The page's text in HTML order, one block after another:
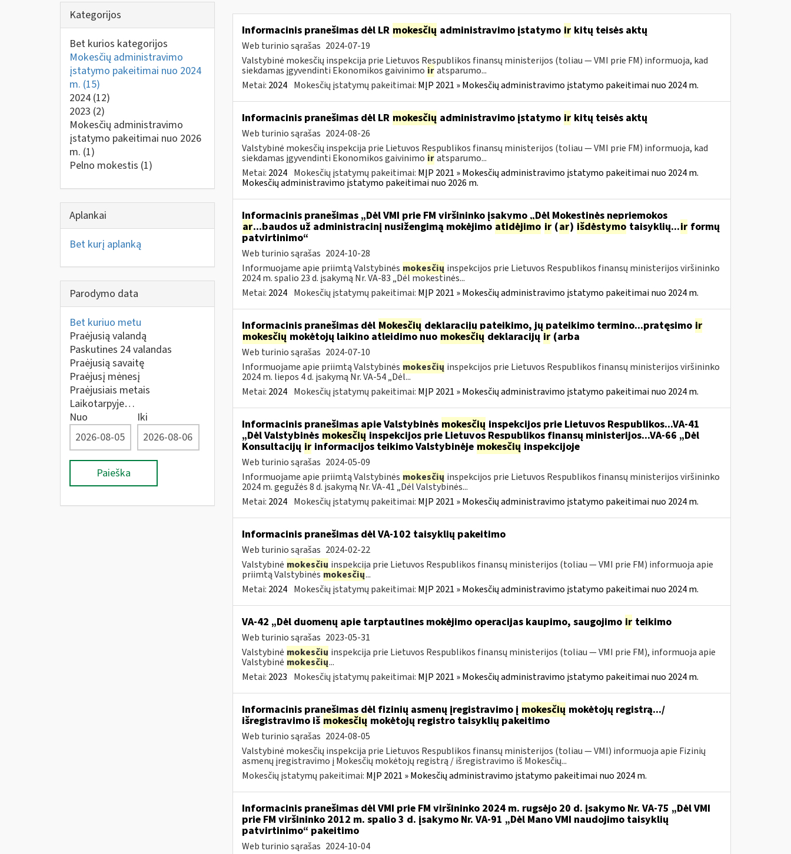
Kategorijos
Bet kurios kategorijos
Mokesčių administravimo
įstatymo pakeitimai nuo 2024
m. (15)
2024 (12)
2023 (2)
Mokesčių administravimo
įstatymo pakeitimai nuo 2026
m. (1)
Pelno mokestis (1)
Aplankai
Bet kurį aplanką
Parodymo data
Bet kuriuo metu
Praėjusią valandą
Paskutines 24 valandas
Praėjusią savaitę
Praėjusį mėnesį
Praėjusiais metais
Laikotarpyje…
Nuo
Iki
Paieška
Informacinis pranešimas dėl LR mokesčių administravimo įstatymo irkitų teisės aktų
Web turinio sąrašas 2024-07-19
Valstybinė mokesčių inspekcija prie Lietuvos Respublikos finansų ministerijos (toliau — VMI prie FM) informuoja, kad
siekdamas įgyvendinti Ekonomikos gaivinimo ir atsparumo...
Metai: 2024 Mokesčių įstatymų pakeitimai: MĮP 2021 » Mokesčių administravimo įstatymo pakeitimai nuo 2024 m.
Informacinis pranešimas dėl LR mokesčių administravimo įstatymo irkitų teisės aktų
Web turinio sąrašas 2024-08-26
Valstybinė mokesčių inspekcija prie Lietuvos Respublikos finansų ministerijos (toliau — VMI prie FM) informuoja, kad
siekdamas įgyvendinti Ekonomikos gaivinimo ir atsparumo...
Metai: 2024 Mokesčių įstatymų pakeitimai: MĮP 2021 » Mokesčių administravimo įstatymo pakeitimai nuo 2024 m.
Mokesčių administravimo įstatymo pakeitimai nuo 2026 m.
Informacinis pranešimas „Dėl VMI prie FM viršininko įsakymo „Dėl Mokestinės nepriemokos
ar...baudos už administracinį nusižengimą mokėjimo atidėjimo ir(ar) išdėstymo taisyklių...irformų
patvirtinimo“
Web turinio sąrašas 2024-10-28
Informuojame apie priimtą Valstybinės mokesčių inspekcijos prie Lietuvos Respublikos finansų ministerijos viršininko
2024 m. spalio 23 d. įsakymą Nr. VA-83 „Dėl mokestinės...
Metai: 2024 Mokesčių įstatymų pakeitimai: MĮP 2021 » Mokesčių administravimo įstatymo pakeitimai nuo 2024 m.
Informacinis pranešimas dėl Mokesčių deklaracijų pateikimo, jų pateikimo termino...pratęsimo ir
mokesčių mokėtojų laikino atleidimo nuo mokesčių deklaracijų ir(arba
Web turinio sąrašas 2024-07-10
Informuojame apie priimtą Valstybinės mokesčių inspekcijos prie Lietuvos Respublikos finansų ministerijos viršininko
2024 m. liepos 4 d. įsakymą Nr. VA-54 „Dėl...
Metai: 2024 Mokesčių įstatymų pakeitimai: MĮP 2021 » Mokesčių administravimo įstatymo pakeitimai nuo 2024 m.
Informacinis pranešimas apie Valstybinės mokesčių inspekcijos prie Lietuvos Respublikos...VA-41
„Dėl Valstybinės mokesčių inspekcijos prie Lietuvos Respublikos finansų ministerijos...VA-66 „Dėl
Konsultacijų irinformacijos teikimo Valstybinėje mokesčių inspekcijoje
Web turinio sąrašas 2024-05-09
Informuojame apie priimtą Valstybinės mokesčių inspekcijos prie Lietuvos Respublikos finansų ministerijos viršininko
2024 m. gegužės 8 d. įsakymą Nr. VA-41 „Dėl Valstybinės...
Metai: 2024 Mokesčių įstatymų pakeitimai: MĮP 2021 » Mokesčių administravimo įstatymo pakeitimai nuo 2024 m.
Informacinis pranešimas dėl VA-102 taisyklių pakeitimo
Web turinio sąrašas 2024-02-22
Valstybinė mokesčių inspekcija prie Lietuvos Respublikos finansų ministerijos (toliau ― VMI prie FM) informuoja apie
priimtą Valstybinėsmokesčių...
Metai: 2024 Mokesčių įstatymų pakeitimai: MĮP 2021 » Mokesčių administravimo įstatymo pakeitimai nuo 2024 m.
VA-42 „Dėl duomenų apie tarptautines mokėjimo operacijas kaupimo, saugojimo irteikimo
Web turinio sąrašas 2023-05-31
Valstybinė mokesčių inspekcija prie Lietuvos Respublikos finansų ministerijos (toliau ― VMI prie FM), informuoja apie
Valstybinė mokesčių...
Metai: 2023 Mokesčių įstatymų pakeitimai: MĮP 2021 » Mokesčių administravimo įstatymo pakeitimai nuo 2024 m.
Informacinis pranešimas dėl fizinių asmenų įregistravimo į mokesčių mokėtojų registrą.../
išregistravimo iš mokesčių mokėtojų registro taisyklių pakeitimo
Web turinio sąrašas 2024-08-05
Valstybinė mokesčių inspekcija prie Lietuvos Respublikos finansų ministerijos (toliau — VMI) informuoja apie Fizinių
asmenų įregistravimo į Mokesčių mokėtojų registrą / išregistravimo iš Mokesčių...
Mokesčių įstatymų pakeitimai: MĮP 2021 » Mokesčių administravimo įstatymo pakeitimai nuo 2024 m.
Informacinis pranešimas dėl VMI prie FM viršininko 2024 m. rugsėjo 20 d. įsakymo Nr. VA-75 „Dėl VMI
prie FM viršininko 2012 m. spalio 3 d. įsakymo Nr. VA-91 „Dėl Mano VMI naudojimo taisyklių
patvirtinimo“ pakeitimo
Web turinio sąrašas 2024-10-04